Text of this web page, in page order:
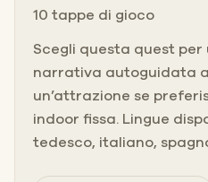
10 tappe di gioco
Scegli questa quest per
narrativa autoguidata
un’attrazione se
indoor fissa. Lingue
tedesco, italiano,